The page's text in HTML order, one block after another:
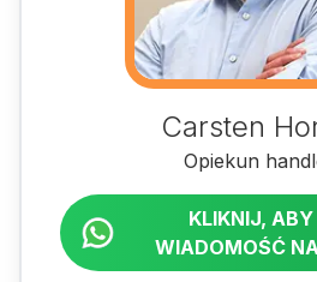
Carsten
Opiekun
KLIKNIJ,
WIADOMOŚĆ